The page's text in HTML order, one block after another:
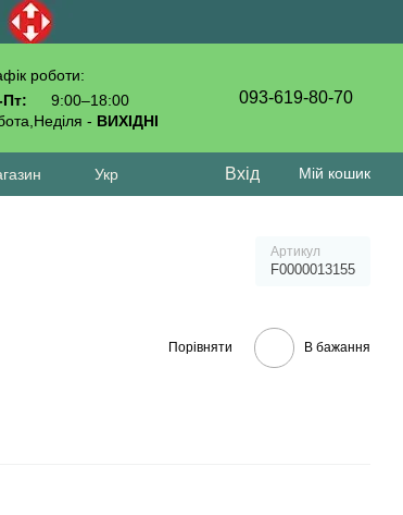
роботи:
Пт:
9:00–18:00
- ВИХІДНІ
093-619-80-70
Укр Вхід Мій кошик
Артикул
F0000013155
Порівняти В бажання